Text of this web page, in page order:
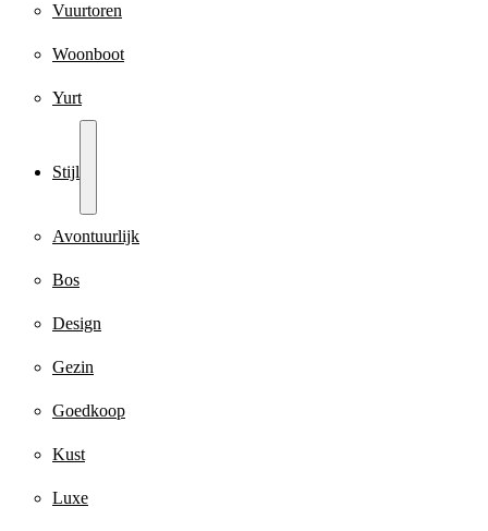
Vuurtoren
Woonboot
Yurt
Stijl
Avontuurlijk
Bos
Design
Gezin
Goedkoop
Kust
Luxe